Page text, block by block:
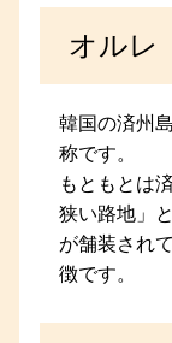
オルレ
韓国の済州
称です。
もともとは
狭い路地」
が舗装され
徴です。